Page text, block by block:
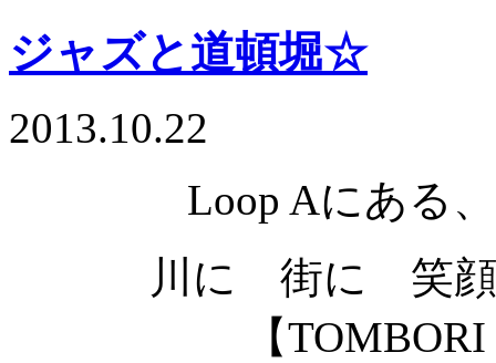
ジャズと道頓堀☆
2013.10.22
Loop Aにある
川に 街に 笑
【